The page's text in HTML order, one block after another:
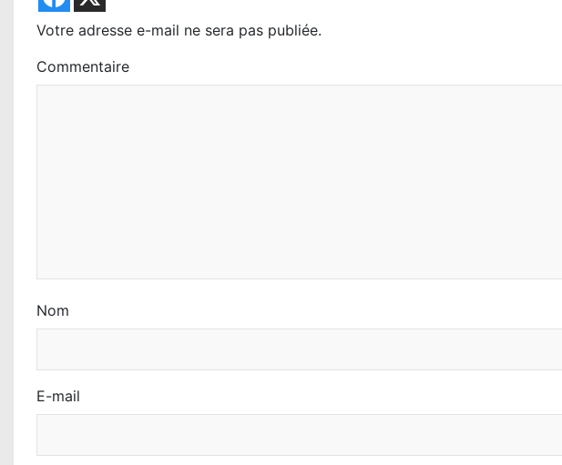
Votre adresse e-mail ne sera pas publiée.
Commentaire
Nom
E-mail